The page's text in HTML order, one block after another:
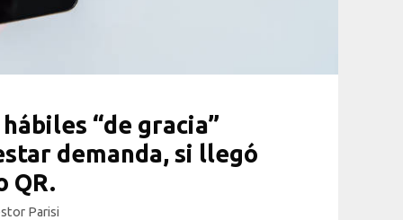
“de gracia”
demanda, si llegó
QR.
Parisi